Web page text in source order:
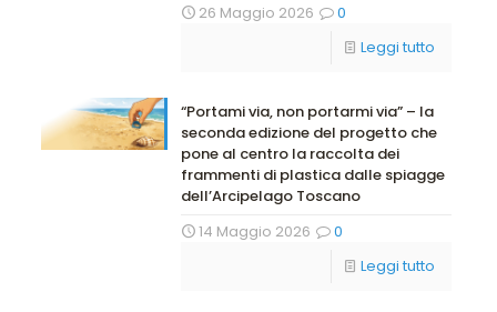
26 Maggio 2026
0
Leggi tutto
“Portami via, non portarmi via” – la
seconda edizione del progetto che
pone al centro la raccolta dei
frammenti di plastica dalle spiagge
dell’Arcipelago Toscano
14 Maggio 2026
0
Leggi tutto